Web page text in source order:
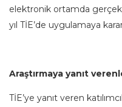
elektronik ortamda
yıl TİE’de uygulamaya
Araştırmaya yanıt
TİE’ye yanıt veren